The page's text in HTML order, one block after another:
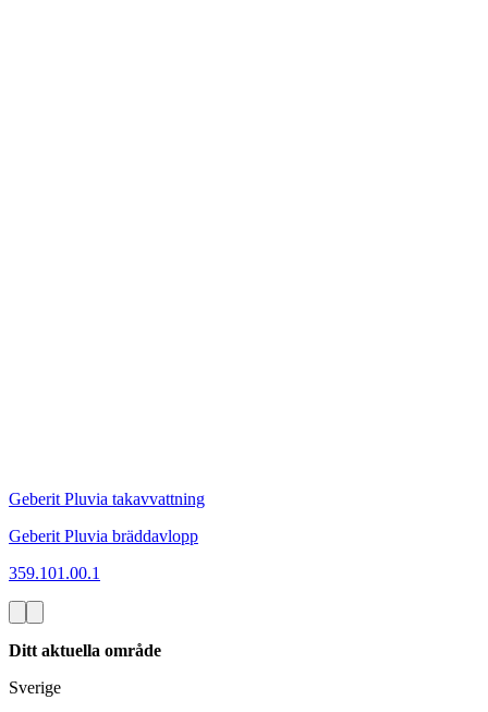
Geberit Pluvia takavvattning
Geberit Pluvia bräddavlopp
359.101.00.1
Ditt aktuella område
Sverige